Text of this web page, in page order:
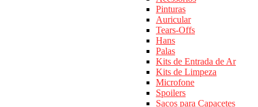
Pinturas
Auricular
Tears-Offs
Hans
Palas
Kits de Entrada de Ar
Kits de Limpeza
Microfone
Spoilers
Sacos para Capacetes